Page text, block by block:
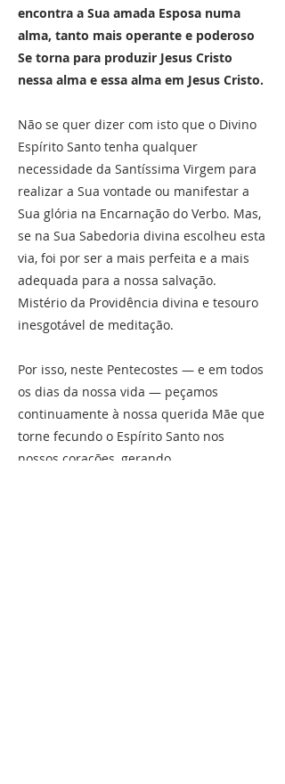
encontra a Sua amada Esposa numa
alma, tanto mais operante e poderoso
Se torna para produzir Jesus Cristo
nessa alma e essa alma em Jesus Cristo.
Não se quer dizer com isto que o Divino
Espírito Santo tenha qualquer
necessidade da Santíssima Virgem para
realizar a Sua vontade ou manifestar a
Sua glória na Encarnação do Verbo. Mas,
se na Sua Sabedoria divina escolheu esta
via, foi por ser a mais perfeita e a mais
adequada para a nossa salvação.
Mistério da Providência divina e tesouro
inesgotável de meditação.
Por isso, neste Pentecostes — e em todos
os dias da nossa vida — peçamos
continuamente à nossa querida Mãe que
torne fecundo o Espírito Santo nos
nossos corações, gerando